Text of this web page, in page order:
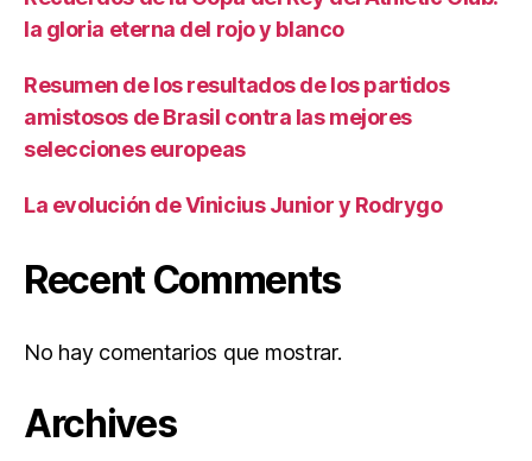
la gloria eterna del rojo y blanco
Resumen de los resultados de los partidos
amistosos de Brasil contra las mejores
selecciones europeas
La evolución de Vinicius Junior y Rodrygo
Recent Comments
No hay comentarios que mostrar.
Archives